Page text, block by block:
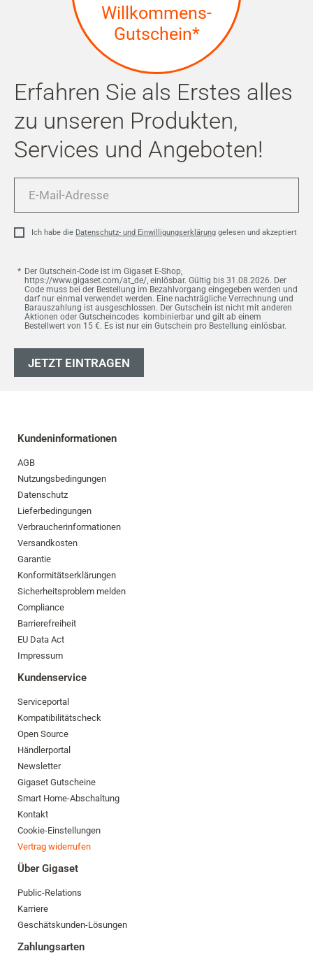
Willkommens-
Gutschein*
Erfahren Sie als Erstes alles
zu unseren Produkten,
Services und Angeboten!
Mail-
Ich habe die Datenschutz- und Einwilligungserklärung gelesen und akzeptiert
Der Gutschein-Code ist im Gigaset E-Shop,
https://www.gigaset.com/at_de/, einlösbar. Gültig bis 31.08.2026. Der
Code muss bei der Bestellung im Bezahlvorgang eingegeben werden und
darf nur einmal verwendet werden. Eine nachträgliche Verrechnung und
Barauszahlung ist ausgeschlossen. Der Gutschein ist nicht mit anderen
Aktionen oder Gutscheincodes kombinierbar und gilt ab einem
Bestellwert von 15 €. Es ist nur ein Gutschein pro Bestellung einlösbar.
JETZT EINTRAGEN
Kundeninformationen
AGB
Nutzungsbedingungen
Datenschutz
Lieferbedingungen
Verbraucherinformationen
Versandkosten
Garantie
Konformitätserklärungen
Sicherheitsproblem melden
Compliance
Barrierefreiheit
EU Data Act
Impressum
Kundenservice
Serviceportal
Kompatibilitätscheck
Open Source
Händlerportal
Newsletter
Gigaset Gutscheine
Smart Home-Abschaltung
Kontakt
Cookie-Einstellungen
Vertrag widerrufen
Über Gigaset
Public-Relations
Karriere
Geschätskunden-Lösungen
Zahlungsarten